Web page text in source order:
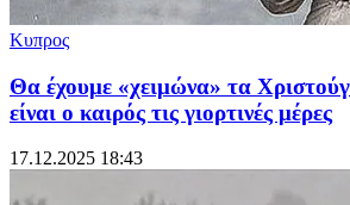
Κυπρος
Θα έχουμε «χειμώνα» τα
είναι ο καιρός τις γιορτινές μέρες
17.12.2025 18:43